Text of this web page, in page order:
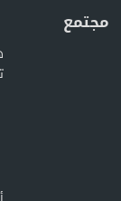
مجتمع